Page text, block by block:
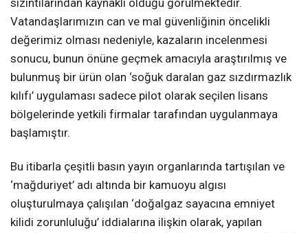
sızıntılarından kaynaklı olduğu görülmektedir.
Vatandaşlarımızın can ve mal güvenliğinin öncelikli
değerimiz olması nedeniyle, kazaların incelenmesi
sonucu, bunun önüne geçmek amacıyla araştırılmış ve
bulunmuş bir ürün olan ‘soğuk daralan gaz sızdırmazlık
kılıfı’ uygulaması sadece pilot olarak seçilen lisans
bölgelerinde yetkili firmalar tarafından uygulanmaya
başlamıştır.
Bu itibarla çeşitli basın yayın organlarında tartışılan ve
‘mağduriyet’ adı altında bir kamuoyu algısı
oluşturulmaya çalışılan ‘doğalgaz sayacına emniyet
kilidi zorunluluğu’ iddialarına ilişkin olarak, yapılan